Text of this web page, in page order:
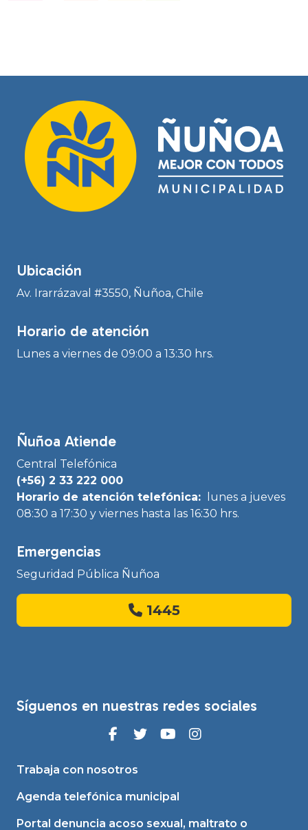
Ubicación
Av. Irarrázaval #3550, Ñuñoa, Chile
Horario de atención
Lunes a viernes de 09:00 a 13:30 hrs.
Ñuñoa Atiende
Central Telefónica
(+56) 2 33 222 000
Horario de atención telefónica:
lunes a jueves
08:30 a 17:30 y viernes hasta las 16:30 hrs.
Emergencias
Seguridad Pública Ñuñoa
1445
Síguenos en nuestras redes sociales
Trabaja con nosotros
Agenda telefónica municipal
Portal denuncia acoso sexual, maltrato o